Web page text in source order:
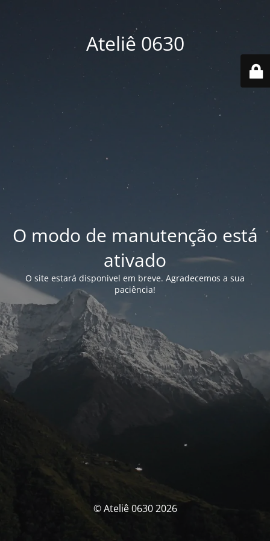
Ateliê 0630
O modo de manutenção está
ativado
O site estará disponivel em breve. Agradecemos a sua
paciência!
© Ateliê 0630 2026